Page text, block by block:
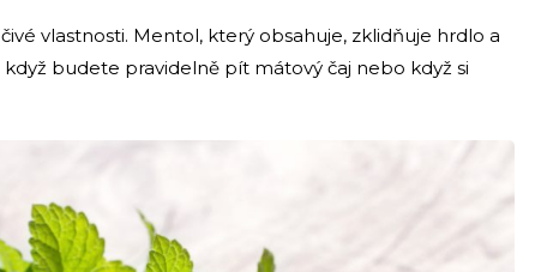
vlastnosti. Mentol, který obsahuje, zklidňuje hrdlo a
když budete pravidelně pít mátový čaj nebo když si